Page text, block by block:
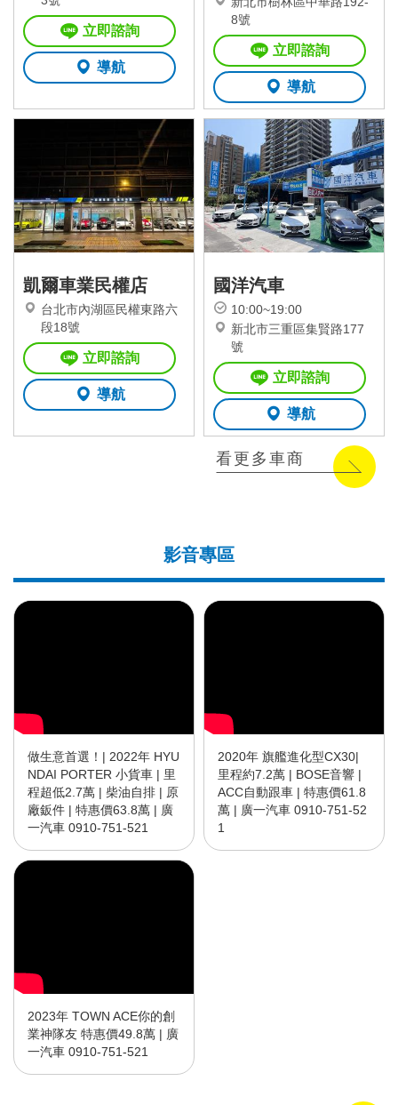
立即諮詢
導航
8號
立即諮詢
導航
凱爾車業民權店
台北市內湖區民權東路六
段18號
立即諮詢
導航
國洋汽車
10:00~19:00
新北市三重區集賢路177
號
立即諮詢
導航
看更多車商
影音專區
做生意首選！| 2022年 HYU
NDAI PORTER 小貨車 | 里
程超低2.7萬 | 柴油自排 | 原
廠鈑件 | 特惠價63.8萬 | 廣
一汽車 0910-751-521
2020年 旗艦進化型CX30|
里程約7.2萬 | BOSE音響 |
ACC自動跟車 | 特惠價61.8
萬 | 廣一汽車 0910-751-52
1
2023年 TOWN ACE你的創
業神隊友 特惠價49.8萬 | 廣
一汽車 0910-751-521